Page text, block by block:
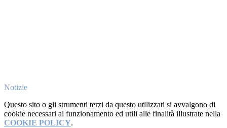
Notizie
Questo sito o gli strumenti terzi da questo utilizzati si avvalgono di
cookie necessari al funzionamento ed utili alle finalità illustrate nella
COOKIE POLICY.